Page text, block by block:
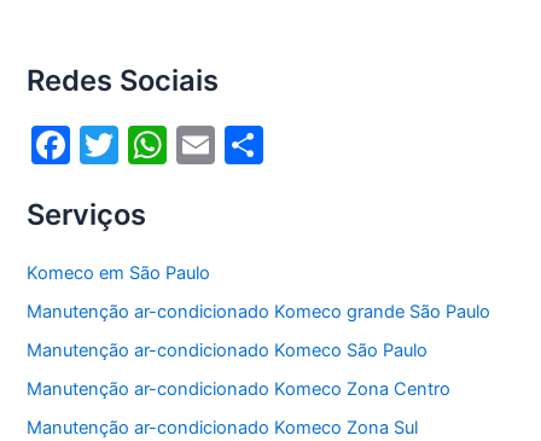
Redes Sociais
F
c
e
b
o
o
k
T
itt
er
W
s
A
p
p
E
Serviços
Komeco em São Paulo
Manutenção ar-condicionado Komeco grande São Paulo
Manutenção ar-condicionado Komeco São Paulo
Manutenção ar-condicionado Komeco Zona Centro
Manutenção ar-condicionado Komeco Zona Sul